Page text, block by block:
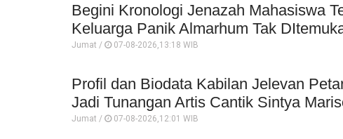
Begini Kronologi Jenazah Mahasiswa
Keluarga Panik Almarhum Tak
Jumat / 07-08-2026,13:18 WIB
Profil dan Biodata Kabilan Jelevan
Jadi Tunangan Artis Cantik Sintya
Jumat / 07-08-2026,12:01 WIB